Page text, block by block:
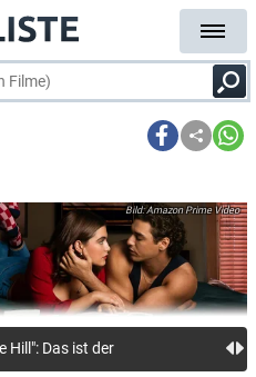
Amazon Prime Video